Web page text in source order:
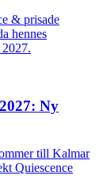
Ny
till Kalmar
Quiescence